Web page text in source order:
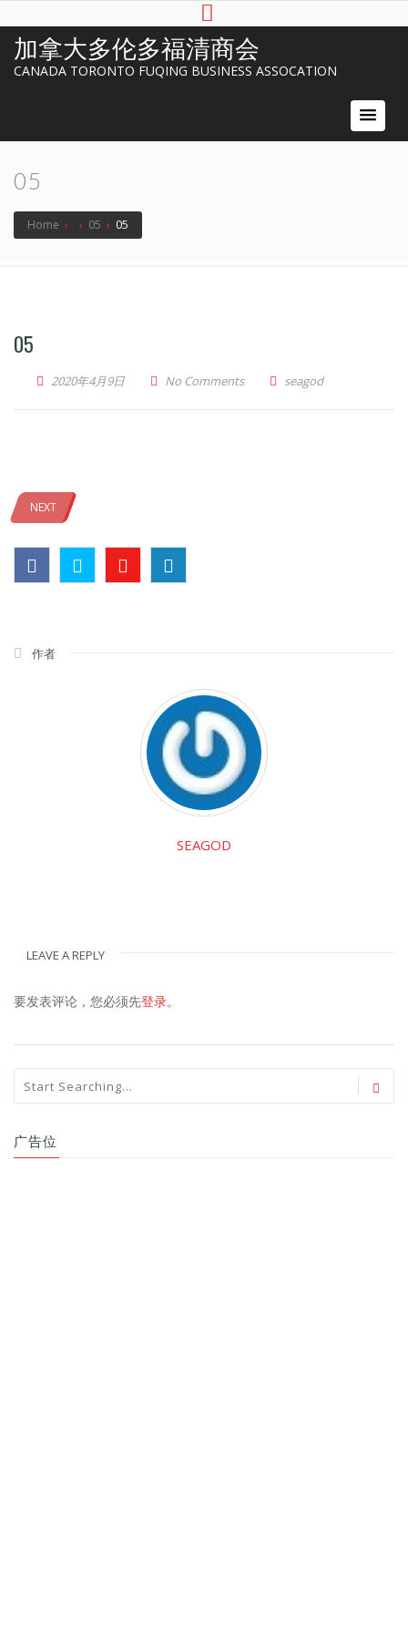
加拿大多伦多福清商会
CANADA TORONTO FUQING BUSINESS ASSOCATION
05
Home › › 05 › 05
05
2020年4月9日 No Comments seagod
NEXT
作者
SEAGOD
LEAVE A REPLY
要发表评论，您必须先登录。
广告位